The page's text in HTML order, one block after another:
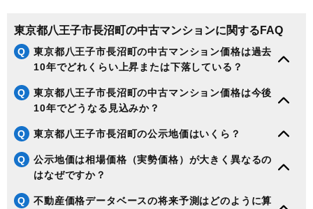
東京都八王子市長沼町の中古マンションに関するFAQ
Q
東京都八王子市長沼町の中古マンション価格は過去
10年でどれくらい上昇または下落している？
Q
東京都八王子市長沼町の中古マンション価格は今後
10年でどうなる見込みか？
Q 東京都八王子市長沼町の公示地価はいくら？
Q
公示地価は相場価格（実勢価格）が大きく異なるの
はなぜですか？
Q
不動産価格データベースの将来予測はどのように算